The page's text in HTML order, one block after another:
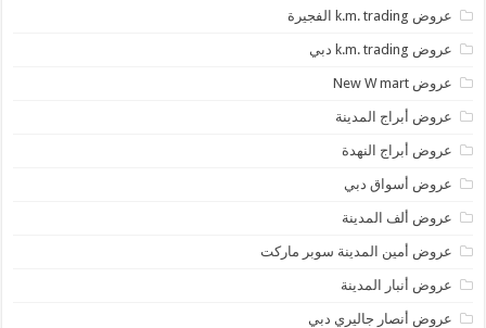
عروض k.m. trading الفجيرة
عروض k.m. trading دبي
عروض New W mart
عروض أبراج المدينة
عروض أبراج النهدة
عروض أسواق دبي
عروض ألف المدينة
عروض أمين المدينة سوبر ماركت
عروض أنبار المدينة
عروض أنصار جاليري دبي